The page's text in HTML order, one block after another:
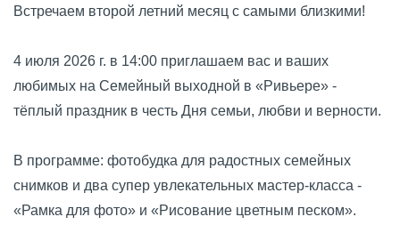
Встречаем второй летний месяц с самыми близкими!
4 июля 2026 г. в 14:00 приглашаем вас и ваших
любимых на Семейный выходной в «Ривьере» -
тёплый праздник в честь Дня семьи, любви и верности.
В программе: фотобудка для радостных семейных
снимков и два супер увлекательных мастер-класса -
«Рамка для фото» и «Рисование цветным песком».